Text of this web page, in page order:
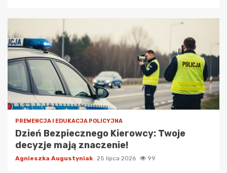
PREWENCJA I EDUKACJA POLICYJNA
Dzień Bezpiecznego Kierowcy: Twoje
decyzje mają znaczenie!
Agnieszka Augustyniak 25 lipca 2026 99